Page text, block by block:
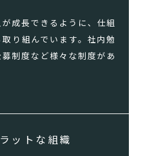
成長できるように、仕組
り組んでいます。社内勉
制度など様々な制度があ
ットな組織